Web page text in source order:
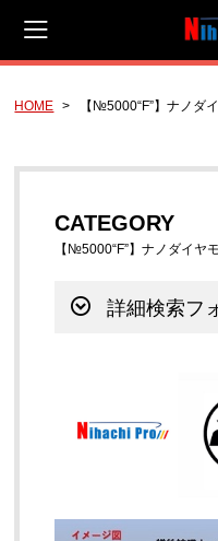
CAMPAIGN
有料サンプル！
NIHACHI PRO
新ゲット企画（ご感想を
3種類のPHシャンプーの
HOME 【№5000“F”】ナノダ
CATEGORY
【№5000“F”】ナノダイヤ
詳細検索フ